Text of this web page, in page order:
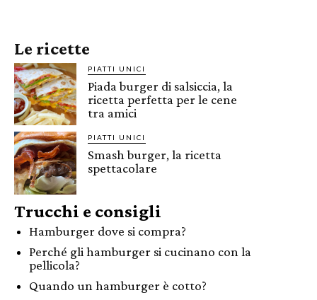
Le ricette
PIATTI UNICI
Piada burger di salsiccia, la
ricetta perfetta per le cene
tra amici
PIATTI UNICI
Smash burger, la ricetta
spettacolare
Trucchi e consigli
Hamburger dove si compra?
Perché gli hamburger si cucinano con la
pellicola?
Quando un hamburger è cotto?